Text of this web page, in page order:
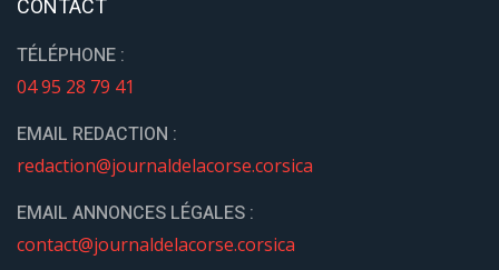
CONTACT
TÉLÉPHONE :
04 95 28 79 41
EMAIL REDACTION :
redaction@journaldelacorse.corsica
EMAIL ANNONCES LÉGALES :
contact@journaldelacorse.corsica